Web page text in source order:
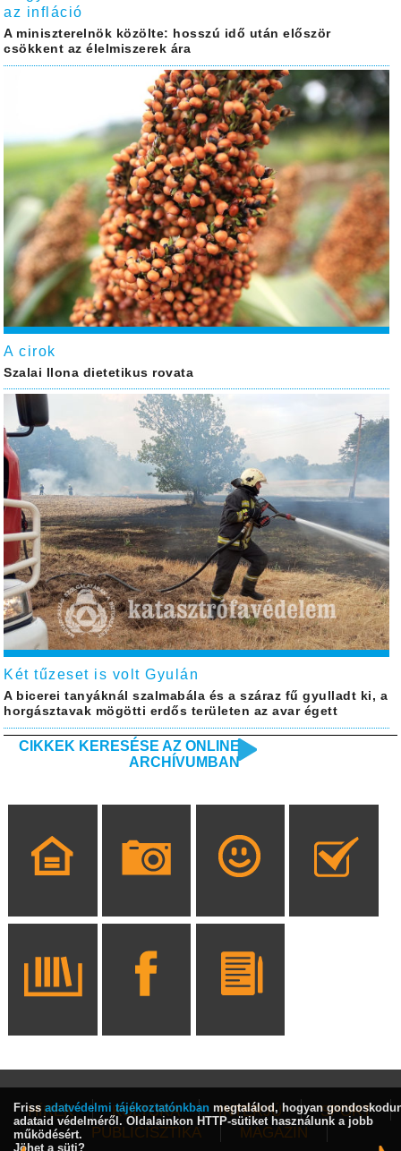
az infláció
A miniszterelnök közölte: hosszú idő után először
csökkent az élelmiszerek ára
A cirok
Szalai Ilona dietetikus rovata
Két tűzeset is volt Gyulán
A bicerei tanyáknál szalmabála és a száraz fű gyulladt ki, a
horgásztavak mögötti erdős területen az avar égett
CIKKEK KERESÉSE AZ ONLINE
ARCHÍVUMBAN
HÍREK KULTÚRA INTERJÚ
SPORT
PUBLICISZTIKA
MAGAZIN
Friss adatvédelmi tájékoztatónkban megtalálod, hogyan
adataid védelméről. Oldalainkon HTTP-sütiket használunk a jobb
működésért.
Jöhet a süti?